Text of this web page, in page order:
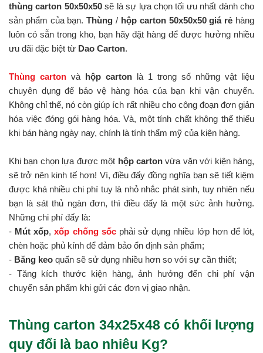
thùng carton 50x50x50sẽ là sự lựa chọn tối ưu nhất dành cho
sản phẩm của bạn.Thùng/ hộp carton 50x50x50 giá rẻ hàng
luôn có sẵn trong kho, bạn hãy đặt hàng để được hưởng nhiều
ưu đãi đặc biệt từ Dao Carton.
Thùng carton và hộp carton là 1 trong số những vật liệu
chuyên dụng để bảo vệ hàng hóa của bạn khi vận chuyển.
Không chỉ thế, nó còn giúp ích rất nhiều cho công đoạn đơn giản
hóa việc đóng gói hàng hóa. Và, một tính chất không thể thiếu
khi bán hàng ngày nay, chính là tính thẩm mỹ của kiện hàng.
Khi bạn chọn lựa được một hộp cartonvừa vặn với kiện hàng,
sẽ trở nên kinh tế hơn! Vì, điều đấy đồng nghĩa bạn sẽ tiết kiệm
được khá nhiều chi phí tuy là nhỏ nhắc phát sinh, tuy nhiên nếu
bạn là sát thủ ngàn đơn, thì điều đấy là một sức ảnh hưởng.
Những chi phí đấy là:
- Mút xốp,xốp chống sốcphải sử dụng nhiều lớp hơn để lót,
chèn hoặc phủ kính để đảm bảo ổn định sản phẩm;
- Băng keo quấn sẽ sử dụng nhiều hơn so với sự cần thiết;
- Tăng kích thước kiện hàng, ảnh hưởng đến chi phí vận
chuyển sản phẩm khi gửi các đơn vị giao nhận.
Thùng carton 34x25x48 có khối lượng
quy đổi là bao nhiêu Kg?